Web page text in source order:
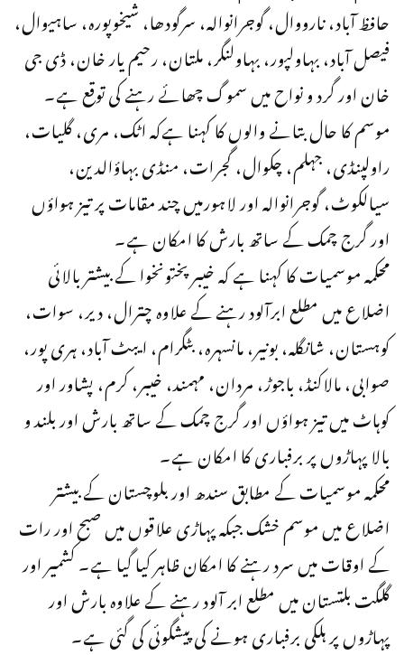
حافظ آباد، نارووال، گوجرانوالہ، سرگودھا، شیخوپورہ، ساہیوال،
فیصل آباد، بہاولپور، بہاولنگر، ملتان، رحیم یار خان، ڈی جی
خان اور گرد و نواح میں سموگ چھائے رہنے کی توقع ہے۔
موسم کا حال بتانے والوں کا کہنا ہےکہ اٹک، مری، گلیات،
راولپنڈی، جہلم، چکوال، گجرات، منڈی بہاؤالدین،
سیالکوٹ، گوجرانوالہ اور لاہورمیں چند مقامات پر تیز ہواؤں
اور گرج چمک کے ساتھ بارش کا امکان ہے۔
محکمہ موسمیات کا کہنا ہے کہ خیبرپختونخوا کے بیشتر بالائی
اضلاع میں مطلع ابرآلود رہنے کے علاوہ چترال، دیر، سوات،
کوہستان، شانگلہ، بونیر، مانسہرہ، بٹگرام، ایبٹ آباد، ہری پور،
صوابی، مالاکنڈ، باجوڑ، مردان، مہمند، خیبر، کرم، پشاور اور
کوہاٹ میں تیز ہواؤں اور گرج چمک کے ساتھ بارش اور بلند و
بالا پہاڑوں پر برفباری کا امکان ہے۔
محکمہ موسمیات کے مطابق سندھ اور بلوچستان کے بیشتر
اضلاع میں موسم خشک جبکہ پہاڑی علاقوں میں صبح اور رات
کے اوقات میں سرد رہنے کا امکان ظاہر کیا گیا ہے۔ کشمیر اور
گلگت بلتستان میں مطلع ابر آلود رہنے کے علاوہ بارش اور
پہاڑوں پر ہلکی برفباری ہونے کی پیشگوئی کی گئی ہے۔